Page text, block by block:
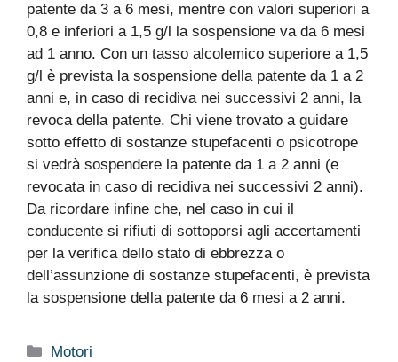
patente da 3 a 6 mesi, mentre con valori superiori a
0,8 e inferiori a 1,5 g/l la sospensione va da 6 mesi
ad 1 anno. Con un tasso alcolemico superiore a 1,5
g/l è prevista la sospensione della patente da 1 a 2
anni e, in caso di recidiva nei successivi 2 anni, la
revoca della patente. Chi viene trovato a guidare
sotto effetto di sostanze stupefacenti o psicotrope
si vedrà sospendere la patente da 1 a 2 anni (e
revocata in caso di recidiva nei successivi 2 anni).
Da ricordare infine che, nel caso in cui il
conducente si rifiuti di sottoporsi agli accertamenti
per la verifica dello stato di ebbrezza o
dell’assunzione di sostanze stupefacenti, è prevista
la sospensione della patente da 6 mesi a 2 anni.
Categorie
Motori